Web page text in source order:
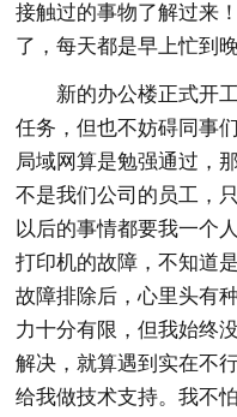
接触过的事物了解过来
了，每天都是早上忙到
新的办公楼正式开
任务，但也不妨碍同事
局域网算是勉强通过，
不是我们公司的员工，
以后的事情都要我一个
打印机的故障，不知道
故障排除后，心里头有
力十分有限，但我始终
解决，就算遇到实在不
给我做技术支持。我不